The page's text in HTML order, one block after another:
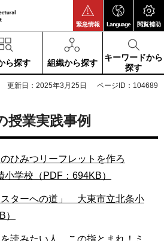
緊急情報 Language 閲覧補助
ら探す 組織から探す
キーワードから
探す
更新日：2025年3月25日 ページID：104689
授業実践事例
ひみつリーフレットを作ろ
学校（PDF：694KB）
ターへの道」 大東市立北条小
読みたい人、この指とまれ！ミ